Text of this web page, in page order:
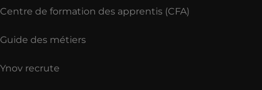
Centre de formation des apprentis (CFA)
Guide des métiers
Ynov recrute